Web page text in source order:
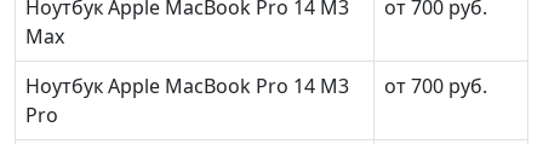
Ноутбук Apple MacBook Pro 14 M3
Max
от 700 руб.
Ноутбук Apple MacBook Pro 14 M3
Pro
от 700 руб.